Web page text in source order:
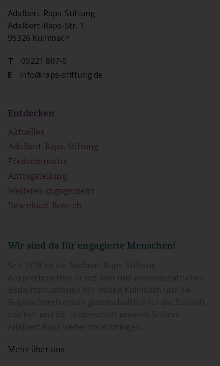
Adalbert-Raps-Stiftung
Adalbert-Raps-Str. 1
95326 Kulmbach
T
09221 807-0
E
info@raps-stiftung.de
Entdecken
Aktuelles
Adalbert-Raps-Stiftung
Förderbereiche
Antragstellung
Weiteres Engagement
Download-Bereich
Wir sind da für engagierte Menschen!
Mehr über uns